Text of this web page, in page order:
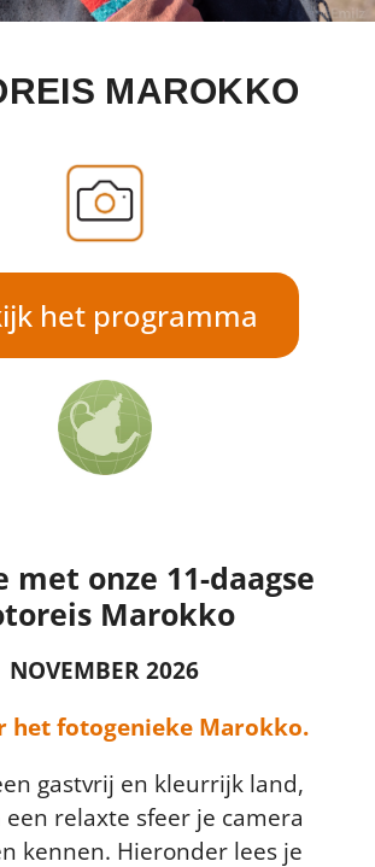
MAROKKO
het programma
met onze 11-daagse
Marokko
NOVEMBER 2026
het fotogenieke Marokko.
gastvrij en kleurrijk land,
relaxte sfeer je camera
kennen. Hieronder lees je